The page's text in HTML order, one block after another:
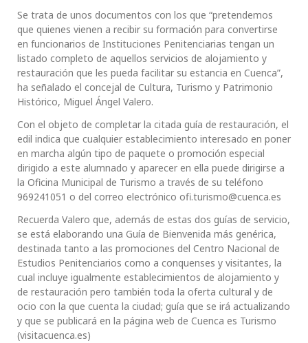
Se trata de unos documentos con los que “pretendemos
que quienes vienen a recibir su formación para convertirse
en funcionarios de Instituciones Penitenciarias tengan un
listado completo de aquellos servicios de alojamiento y
restauración que les pueda facilitar su estancia en Cuenca”,
ha señalado el concejal de Cultura, Turismo y Patrimonio
Histórico, Miguel Ángel Valero.
Con el objeto de completar la citada guía de restauración, el
edil indica que cualquier establecimiento interesado en poner
en marcha algún tipo de paquete o promoción especial
dirigido a este alumnado y aparecer en ella puede dirigirse a
la Oficina Municipal de Turismo a través de su teléfono
969241051 o del correo electrónico ofi.turismo@cuenca.es
Recuerda Valero que, además de estas dos guías de servicio,
se está elaborando una Guía de Bienvenida más genérica,
destinada tanto a las promociones del Centro Nacional de
Estudios Penitenciarios como a conquenses y visitantes, la
cual incluye igualmente establecimientos de alojamiento y
de restauración pero también toda la oferta cultural y de
ocio con la que cuenta la ciudad; guía que se irá actualizando
y que se publicará en la página web de Cuenca es Turismo
(visitacuenca.es)